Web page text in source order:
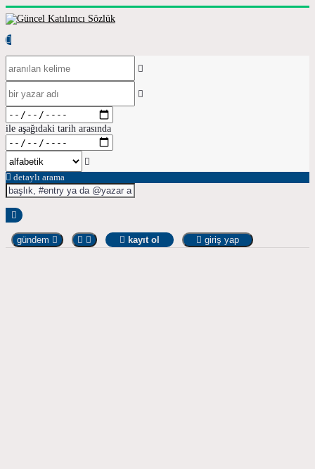
ile aşağıdaki tarih arasında
detaylı arama
gündem kayıt ol giriş yap